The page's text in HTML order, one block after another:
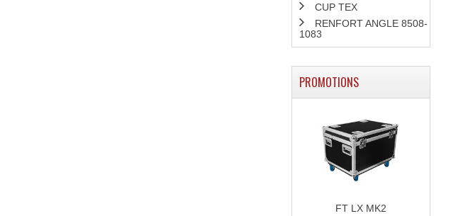
CUP TEX
RENFORT ANGLE 8508-
1083
PROMOTIONS
FT LX MK2